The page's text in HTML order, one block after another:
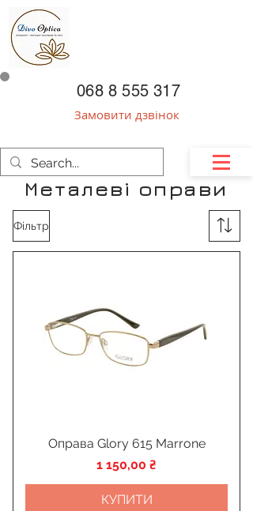
068 8 555 317
Замовити дзвінок
Металеві оправи
Фільтр
Оправа Glory 615 Marrone
Ціна
1 150,00 ₴
КУПИТИ